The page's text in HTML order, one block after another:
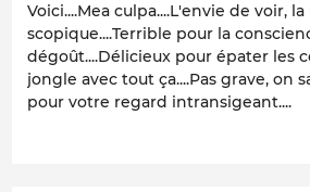
Voici....Mea culpa....L'envie de voir,
scopique....Terrible pour la
dégoût....Délicieux pour épater les
jongle avec tout ça....Pas grave, on
pour votre regard intransigeant....